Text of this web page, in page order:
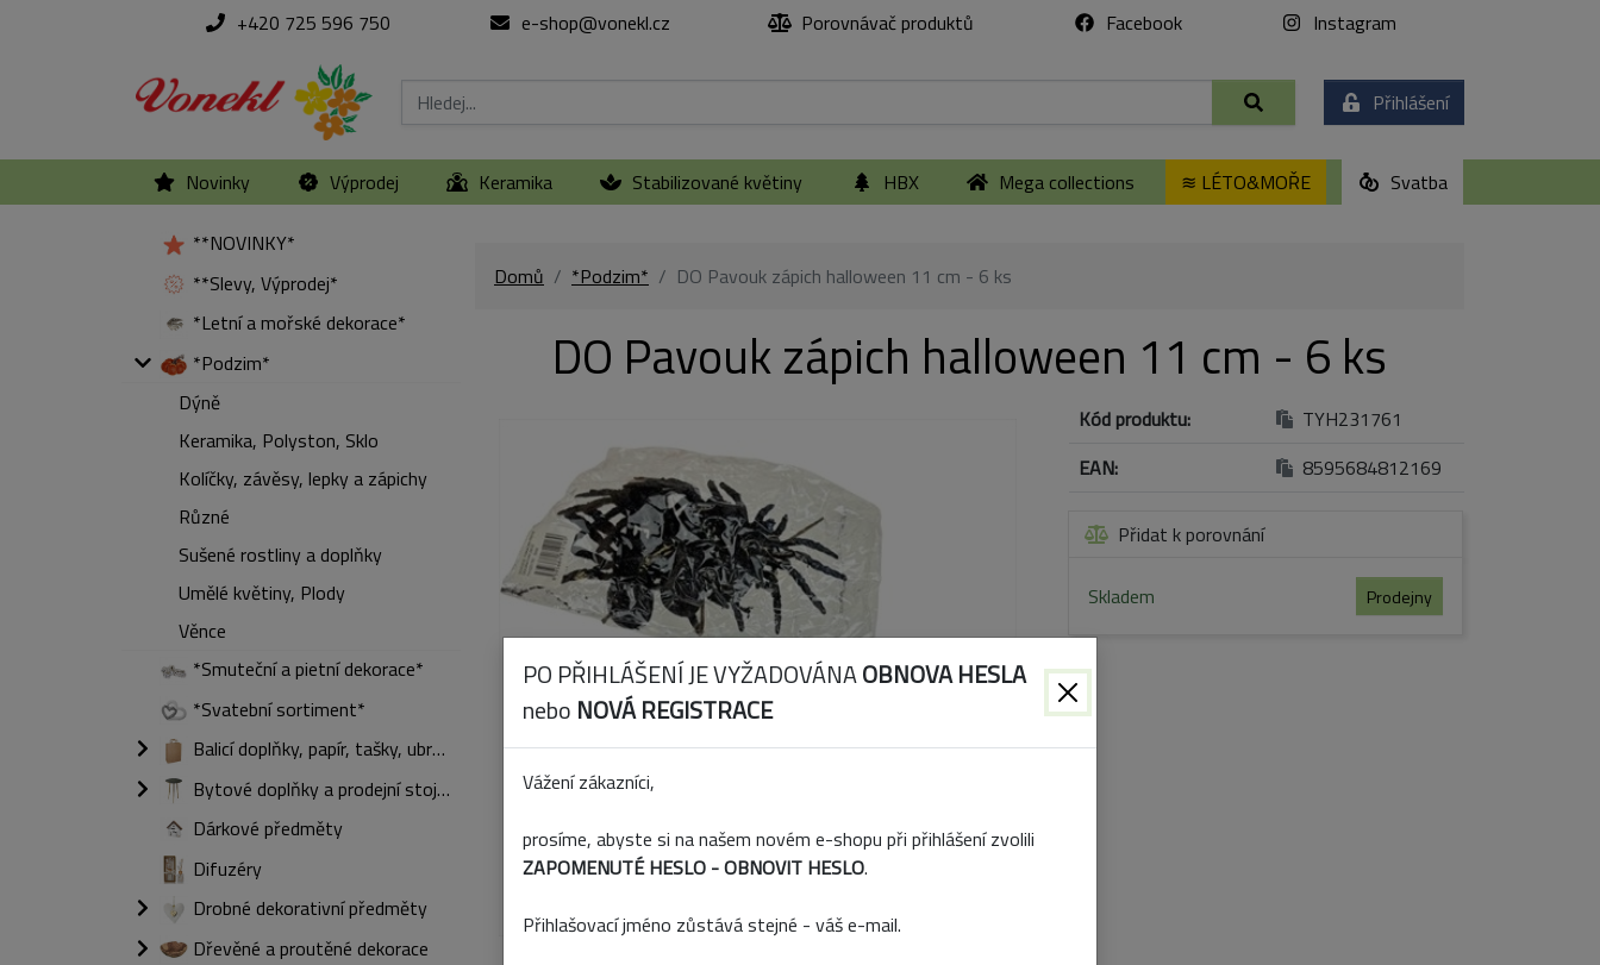
+420 725 596 750 e-shop@vonekl.cz Porovnávač produktů Facebook Instagram
Přihlášení
Novinky Výprodej Keramika Stabilizované květiny HBX Mega collections ≋ LÉTO&MOŘE Svatba
**NOVINKY*
**Slevy, Výprodej*
*Letní a mořské dekorace*
*Podzim*
Dýně
Keramika, Polyston, Sklo
Kolíčky, závěsy, lepky a zápichy
Různé
Sušené rostliny a doplňky
Umělé květiny, Plody
Věnce
*Smuteční a pietní dekorace*
*Svatební sortiment*
Balicí doplňky, papír, tašky, ubrousky
Bytové doplňky a prodejní stojany
Dárkové předměty
Difuzéry
Drobné dekorativní předměty
Dřevěné a proutěné dekorace
Domů *Podzim* DO Pavouk zápich halloween 11 cm - 6 ks
DO Pavouk zápich halloween 11 cm - 6 ks
Kód produktu:
TYH231761
EAN:
8595684812169
Přidat k porovnání
Skladem Prodejny
PO PŘIHLÁŠENÍ JE VYŽADOVÁNAOBNOVA HESLA
nebo NOVÁ REGISTRACE
Vážení zákazníci,
prosíme, abyste si na našem novém e-shopu při přihlášení zvolili
ZAPOMENUTÉ HESLO - OBNOVIT HESLO.
Přihlašovací jméno zůstává stejné - váš e-mail.